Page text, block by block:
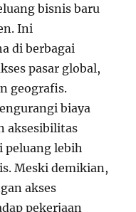
bisnis baru
Ini
di berbagai
pasar global,
geografis.
biaya
aksesibilitas
peluang lebih
Meski demikian,
akses
pekerjaan